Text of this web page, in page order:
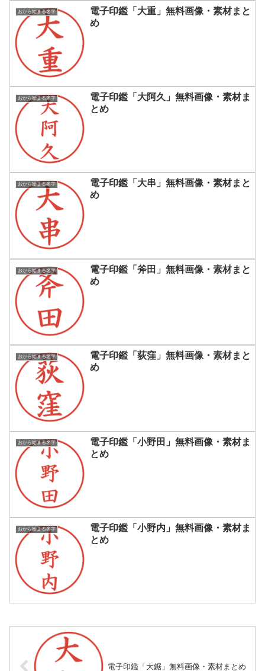
おから始まる名字
電子印鑑「大重」無料画像・素材まと
め
おから始まる名字
電子印鑑「大阿久」無料画像・素材ま
とめ
おから始まる名字
電子印鑑「大串」無料画像・素材まと
め
おから始まる名字
電子印鑑「斧田」無料画像・素材まと
め
おから始まる名字
電子印鑑「荻窪」無料画像・素材まと
め
おから始まる名字
電子印鑑「小野田」無料画像・素材ま
とめ
おから始まる名字
電子印鑑「小野内」無料画像・素材ま
とめ
電子印鑑「大鋸」無料画像・素材まとめ